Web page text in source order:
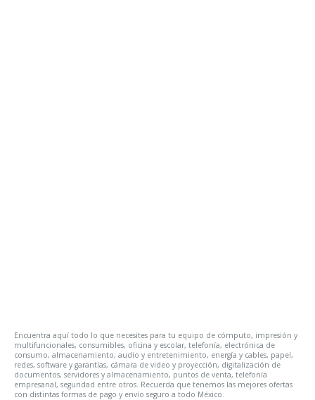
Encuentra aquí todo lo que necesites para tu equipo de cómputo, impresión y
multifuncionales, consumibles, oficina y escolar, telefonía, electrónica de
consumo, almacenamiento, audio y entretenimiento, energía y cables, papel,
redes, software y garantías, cámara de video y proyección, digitalización de
documentos, servidores y almacenamiento, puntos de venta, telefonía
empresarial, seguridad entre otros. Recuerda que tenemos las mejores ofertas
con distintas formas de pago y envío seguro a todo México.